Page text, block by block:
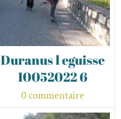
Duranus l eguisse
10052022 6
0 commentaire